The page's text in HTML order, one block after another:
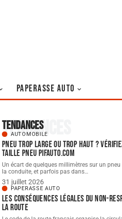
PAPERASSE AUTO
Tendances
Tendances
AUTOMOBILE
Pneu trop large ou trop haut ?
taille Pneu pifauto.com
Un écart de quelques millimètres sur un
la conduite, et parfois pas dans…
31 juillet 2026
PAPERASSE AUTO
Les conséquences légales du non-
la route